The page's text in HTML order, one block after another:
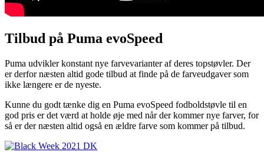
Tilbud på Puma evoSpeed
Puma udvikler konstant nye farvevarianter af deres topstøvler. Der
er derfor næsten altid gode tilbud at finde på de farveudgaver som
ikke længere er de nyeste.
Kunne du godt tænke dig en Puma evoSpeed fodboldstøvle til en
god pris er det værd at holde øje med når der kommer nye farver, for
så er der næsten altid også en ældre farve som kommer på tilbud.